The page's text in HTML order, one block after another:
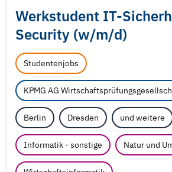
Werkstudent IT-
Security (w/m/d)
Studentenjobs
KPMG AG
Berlin Dresden und weitere
Informatik - sonstige Natur und